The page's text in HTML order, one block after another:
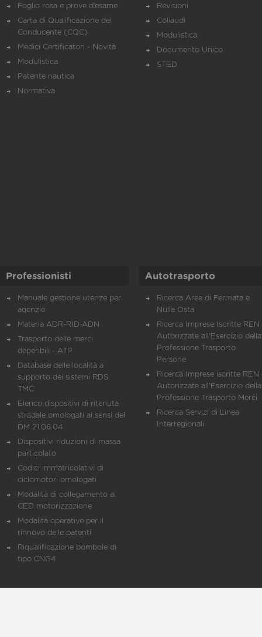
Foglio rosa e prove d’esame
Carta di Qualificazione del
Conducente (CQC)
Medici Certificatori - Novità
Modulistica
Patente nautica
Normativa
Revisioni
Collaudi
Modulistica
Documento Unico
STED
Professionisti
Manuale gestione utenze per
agenzie
Materia ADR-RID-ADN
Trasporto delle merci
deperibili - ATP
Database delle località a
supporto dei sistemi RDS
TMC
Elenco dispositivi di ritenuta
stradale omologati ai sensi del
DM 21.06.04
Dispositivi riduzioni di massa
particolato
Codici immatricolativi di
ciclomotori omologati
Modalità di collegamento al
CED motorizzazione
Modalità operative per il
rinnovo delle patenti
Riqualificazione bombole di
tipo CNG4
Autotrasporto
Ricerca Aree di Fermata e
Nulla Osta
Ricerca Imprese Iscritte REN
Autorizzate all'Esercizio della
Professione Trasporto
Persone
Ricerca Imprese iscritte REN
Autorizzate all'Esercizio della
Professione Trasporto Merci
Ricerca Servizi di Linea
Interregionali